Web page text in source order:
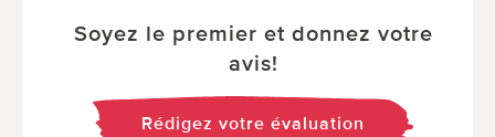
Soyez le premier et donnez votre
avis!
Rédigez votre évaluation